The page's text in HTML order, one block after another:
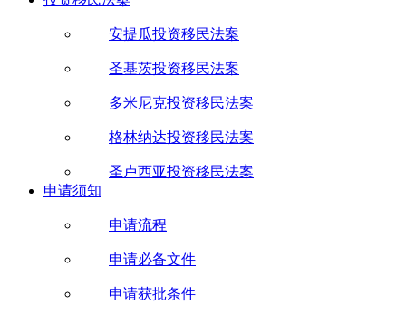
安提瓜投资移民法案
圣基茨投资移民法案
多米尼克投资移民法案
格林纳达投资移民法案
圣卢西亚投资移民法案
申请须知
申请流程
申请必备文件
申请获批条件